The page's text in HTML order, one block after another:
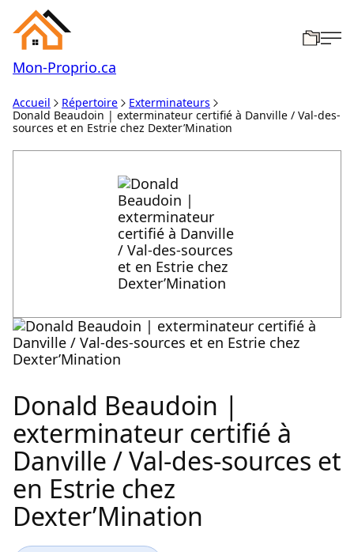
Mon-Proprio.ca
Accueil Répertoire
Exterminateurs
Donald Beaudoin | exterminateur certifié à Danville / Val-des-
sources et en Estrie chez Dexter’Mination
Donald Beaudoin |
exterminateur certifié à
Danville / Val-des-sources et
en Estrie chez
Dexter’Mination